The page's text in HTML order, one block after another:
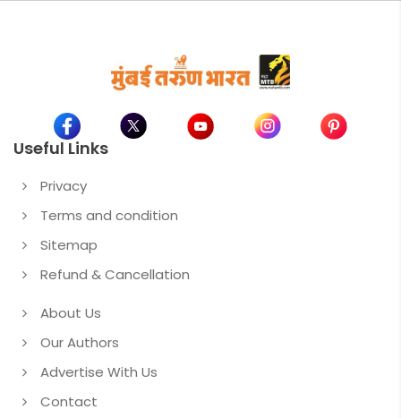
Useful Links
Privacy
Terms and condition
Sitemap
Refund & Cancellation
About Us
Our Authors
Advertise With Us
Contact